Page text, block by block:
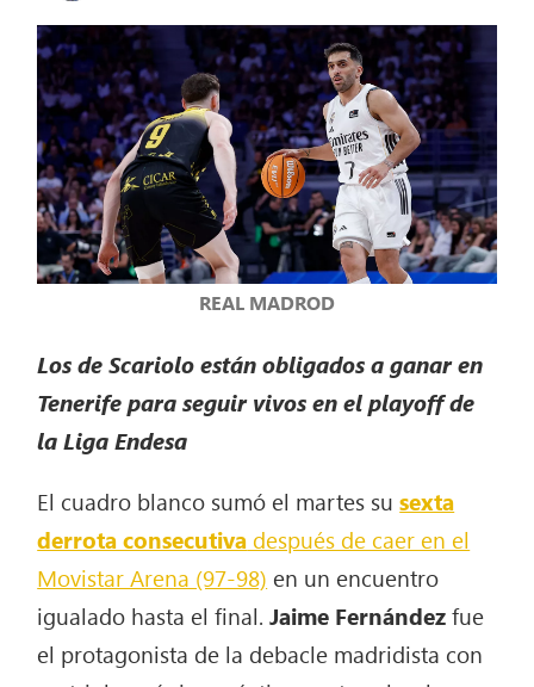
REAL MADROD
Los de Scariolo están obligados a ganar en
Tenerife para seguir vivos en el playoff de
la Liga Endesa
El cuadro blanco sumó el martes susexta
derrota consecutiva después de caer en el
Movistar Arena (97-98) en un encuentro
igualado hasta el final.Jaime Fernándezfue
el protagonista de la debacle madridista con